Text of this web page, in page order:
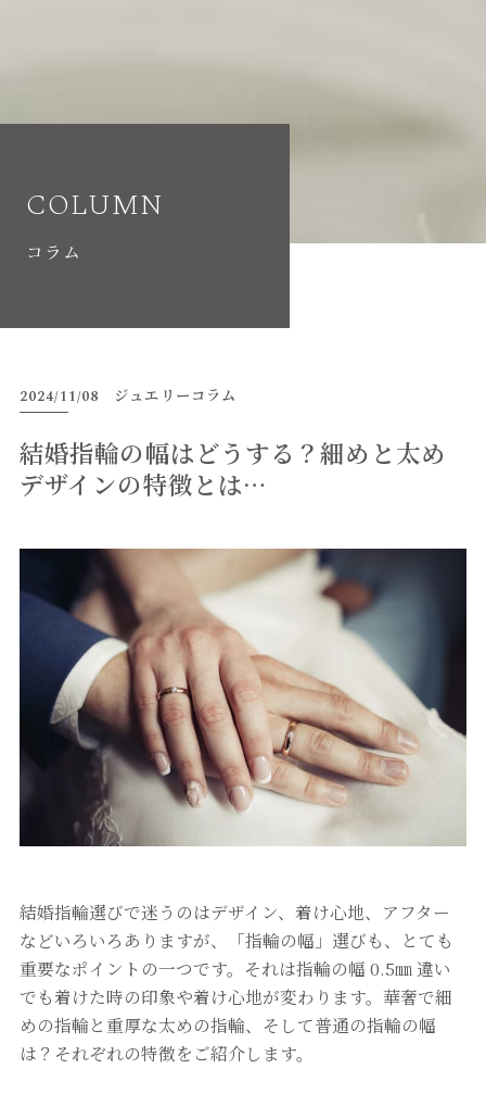
COLUMN
コラム
2024/11/08 ジュエリーコラム
結婚指輪の幅はどうする？細めと太め
デザインの特徴とは…
結婚指輪選びで迷うのはデザイン、着け心地、アフター
などいろいろありますが、「指輪の幅」選びも、とても
重要なポイントの一つです。それは指輪の幅 0.5㎜ 違い
でも着けた時の印象や着け心地が変わります。華奢で細
めの指輪と重厚な太めの指輪、そして普通の指輪の幅
は？それぞれの特徴をご紹介します。